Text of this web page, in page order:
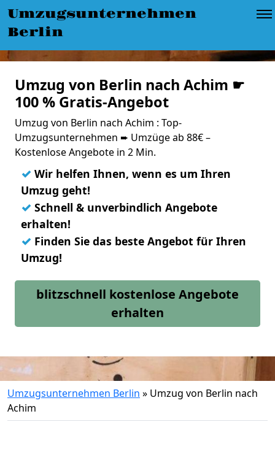
Umzugsunternehmen
Berlin
Umzug von Berlin nach Achim ☛
100 % Gratis-Angebot
Umzug von Berlin nach Achim : Top-
Umzugsunternehmen ➨ Umzüge ab 88€ –
Kostenlose Angebote in 2 Min.
✓ Wir helfen Ihnen, wenn es um Ihren
Umzug geht!
✓ Schnell & unverbindlich Angebote
erhalten!
✓ Finden Sie das beste Angebot für Ihren
Umzug!
blitzschnell kostenlose Angebote
erhalten
Umzugsunternehmen Berlin » Umzug von Berlin nach
Achim